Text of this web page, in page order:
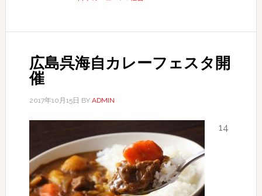
プ
ル
広島呉海自カレーフェスタ開
催
2017年10月15日 BY ADMIN
14